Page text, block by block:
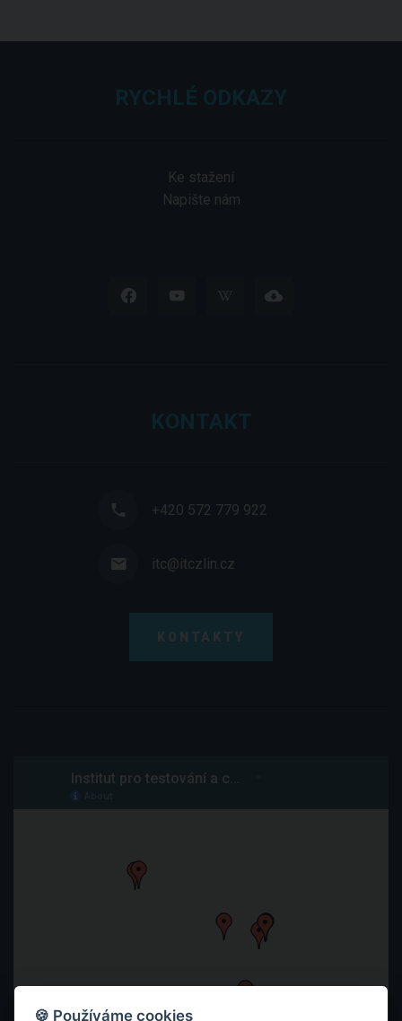
Ke stažení
Napište nám
+420 572 779 922
itc@itczlin.cz
KONTAKTY
🍪 Používáme cookies